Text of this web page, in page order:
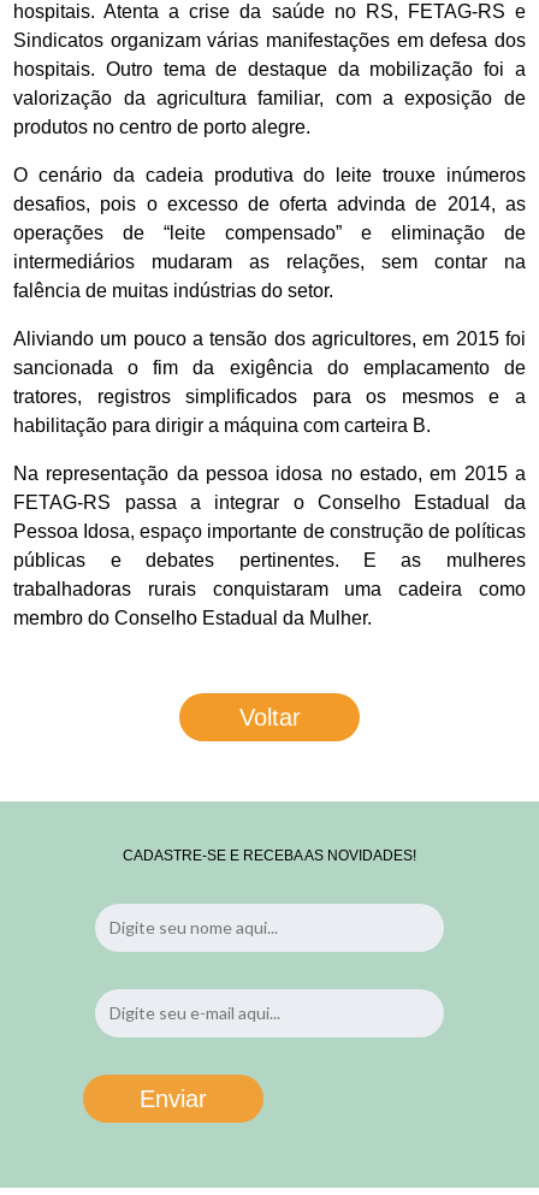
hospitais. Atenta a crise da saúde no RS, FETAG-RS e
Sindicatos organizam várias manifestações em defesa dos
hospitais. Outro tema de destaque da mobilização foi a
valorização da agricultura familiar, com a exposição de
produtos no centro de porto alegre.
O cenário da cadeia produtiva do leite trouxe inúmeros
desafios, pois o excesso de oferta advinda de 2014, as
operações de “leite compensado” e eliminação de
intermediários mudaram as relações, sem contar na
falência de muitas indústrias do setor.
Aliviando um pouco a tensão dos agricultores, em 2015 foi
sancionada o fim da exigência do emplacamento de
tratores, registros simplificados para os mesmos e a
habilitação para dirigir a máquina com carteira B.
Na representação da pessoa idosa no estado, em 2015 a
FETAG-RS passa a integrar o Conselho Estadual da
Pessoa Idosa, espaço importante de construção de políticas
públicas e debates pertinentes. E as mulheres
trabalhadoras rurais conquistaram uma cadeira como
membro do Conselho Estadual da Mulher.
Voltar
CADASTRE-SE E RECEBA AS NOVIDADES!